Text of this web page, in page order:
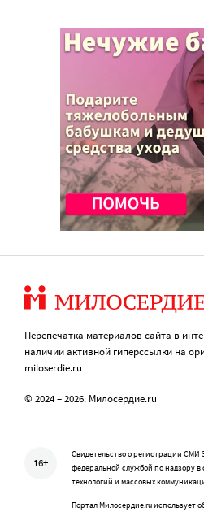
Перепечатка материалов сайта в
наличии активной гиперссылки на
miloserdie.ru
© 2024 – 2026. Милосердие.ru
16+
Свидетельство о регистрации
федеральной службой по надзору
технологий и массовых
Портал Милосердие.ru использует